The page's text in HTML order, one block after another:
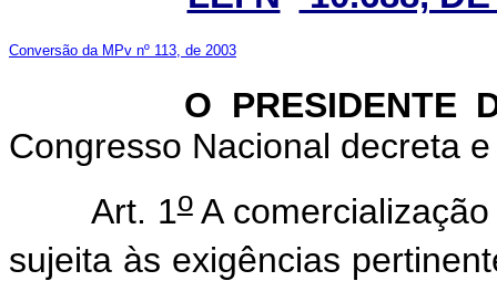
Conversão da MPv nº 113, de 2003
O PRESIDENTE
Congresso Nacional decreta
Art. 1oA
sujeita às exigências